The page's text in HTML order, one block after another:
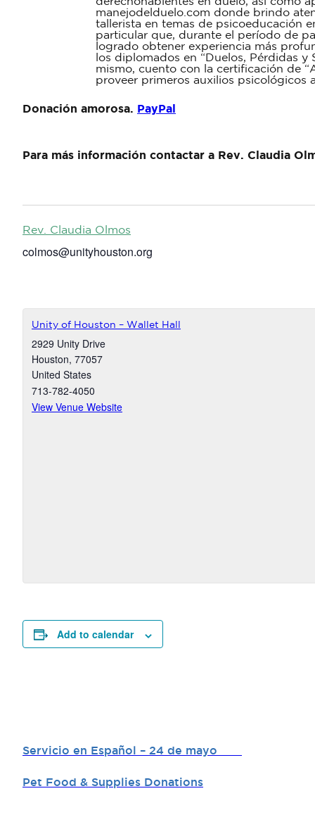
manejodelduelo.com donde brindo
tallerista en temas de psicoeducación
particular que, durante el período de
logrado obtener experiencia más
los diplomados en “Duelos, Pérdidas
mismo, cuento con la certificación de
proveer primeros auxilios psicológicos
Donación amorosa. PayPal
Para más información contactar a Rev. Claudia
Rev. Claudia Olmos
colmos@unityhouston.org
Unity of Houston – Wallet Hall
2929 Unity Drive
Houston, 77057
United States
713-782-4050
View Venue Website
Add to calendar
Servicio en Español – 24 de mayo
Pet Food & Supplies Donations